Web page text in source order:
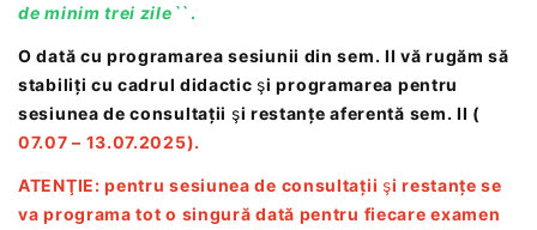
de minim trei zile``.
O dată cu programarea sesiunii din sem. II vă rugăm să
stabiliți cu cadrul didactic şi programarea pentru
sesiunea de consultații şi restanțe aferentă sem. II (
07.07 – 13.07.2025).
ATENŢIE: pentru sesiunea de consultații şi restanțe se
va programa tot o singură dată pentru fiecare examen